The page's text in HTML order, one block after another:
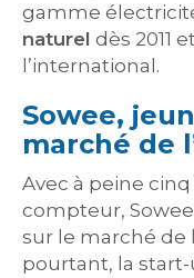
gamme
naturel dès 2011
l’international.
Sowee,
marché de
Avec à peine
compteur,
sur le marché de
pourtant, la